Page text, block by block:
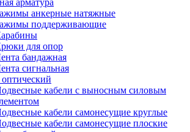
арматура
анкерные натяжные
поддерживающие
для опор
бандажная
сигнальная
кабели с выносным силовым
кабели самонесущие круглые
кабели самонесущие плоские